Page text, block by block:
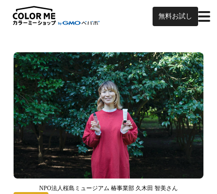
無料お試し
NPO法人桜島ミュージアム 椿事業部 久木田 智美さん